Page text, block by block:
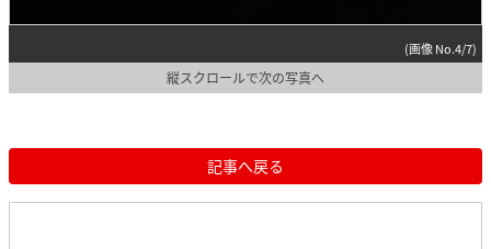
(画像 No.4/7)
縦スクロールで次の写真へ
記事へ戻る